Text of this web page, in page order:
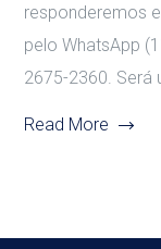
responderemos
pelo WhatsApp
2675-2360. Será
Read More